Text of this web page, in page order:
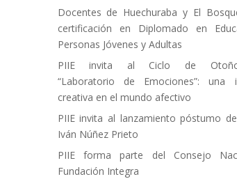
Docentes de Huechuraba y El
certificación en Diplomado en
Personas Jóvenes y Adultas
PIIE invita al Ciclo de Otoño-
“Laboratorio de Emociones”: una
creativa en el mundo afectivo
PIIE invita al lanzamiento póstumo
Iván Núñez Prieto
PIIE forma parte del Consejo
Fundación Integra